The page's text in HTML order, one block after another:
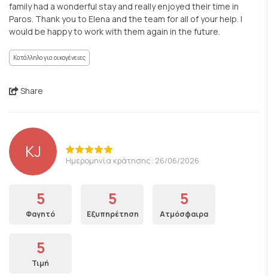
family had a wonderful stay and really enjoyed their time in
Paros. Thank you to Elena and the team for all of your help. I
would be happy to work with them again in the future.
Κατάλληλο για οικογένειες
Share
KJ Ημερομηνία κράτησης: 26/06/2026
5
Φαγητό
5
Εξυπηρέτηση
5
Ατμόσφαιρα
5
Τιμή